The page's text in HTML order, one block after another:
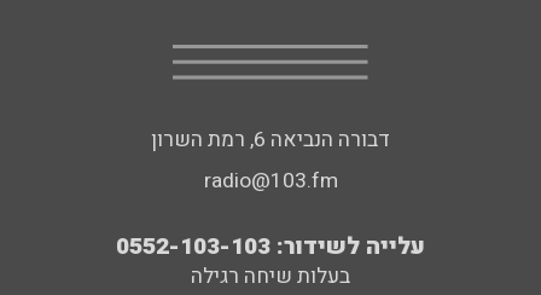
דבורה הנביאה 6, רמת השרון
radio@103.fm
עלייה לשידור: 0552-103-103
בעלות שיחה רגילה